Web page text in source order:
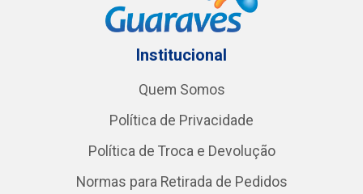
Institucional
Quem Somos
Política de Privacidade
Política de Troca e Devolução
Normas para Retirada de Pedidos